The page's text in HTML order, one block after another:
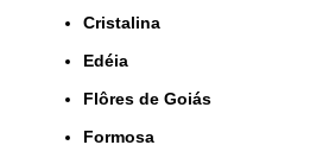
Cristalina
Edéia
Flôres de Goiás
Formosa